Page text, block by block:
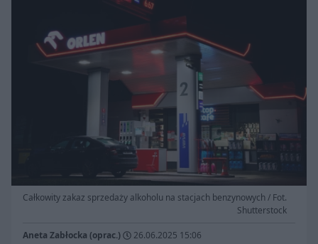
Całkowity zakaz sprzedaży alkoholu na stacjach benzynowych / Fot.
Shutterstock
Aneta Zabłocka (oprac.) 26.06.2025 15:06